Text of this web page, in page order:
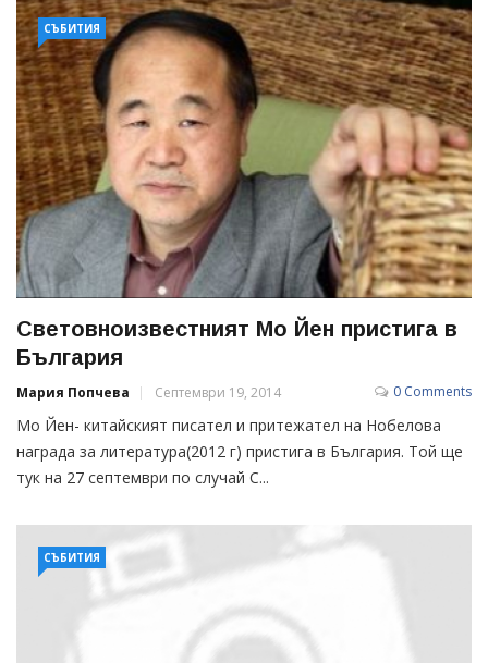
СЪБИТИЯ
Световноизвестният Мо Йен пристига в
България
Мария Попчева Септември 19, 2014 0 Comments
Мо Йен- китайският писател и притежател на Нобелова
награда за литература(2012 г) пристига в България. Той ще
тук на 27 септември по случай С...
СЪБИТИЯ